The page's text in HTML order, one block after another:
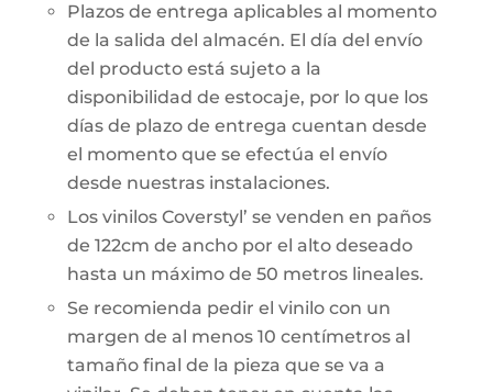
Plazos de entrega aplicables al momento
de la salida del almacén. El día del envío
del producto está sujeto a la
disponibilidad de estocaje, por lo que los
días de plazo de entrega cuentan desde
el momento que se efectúa el envío
desde nuestras instalaciones.
Los vinilos Coverstyl’ se venden en paños
de 122cm de ancho por el alto deseado
hasta un máximo de 50 metros lineales.
Se recomienda pedir el vinilo con un
margen de al menos 10 centímetros al
tamaño final de la pieza que se va a